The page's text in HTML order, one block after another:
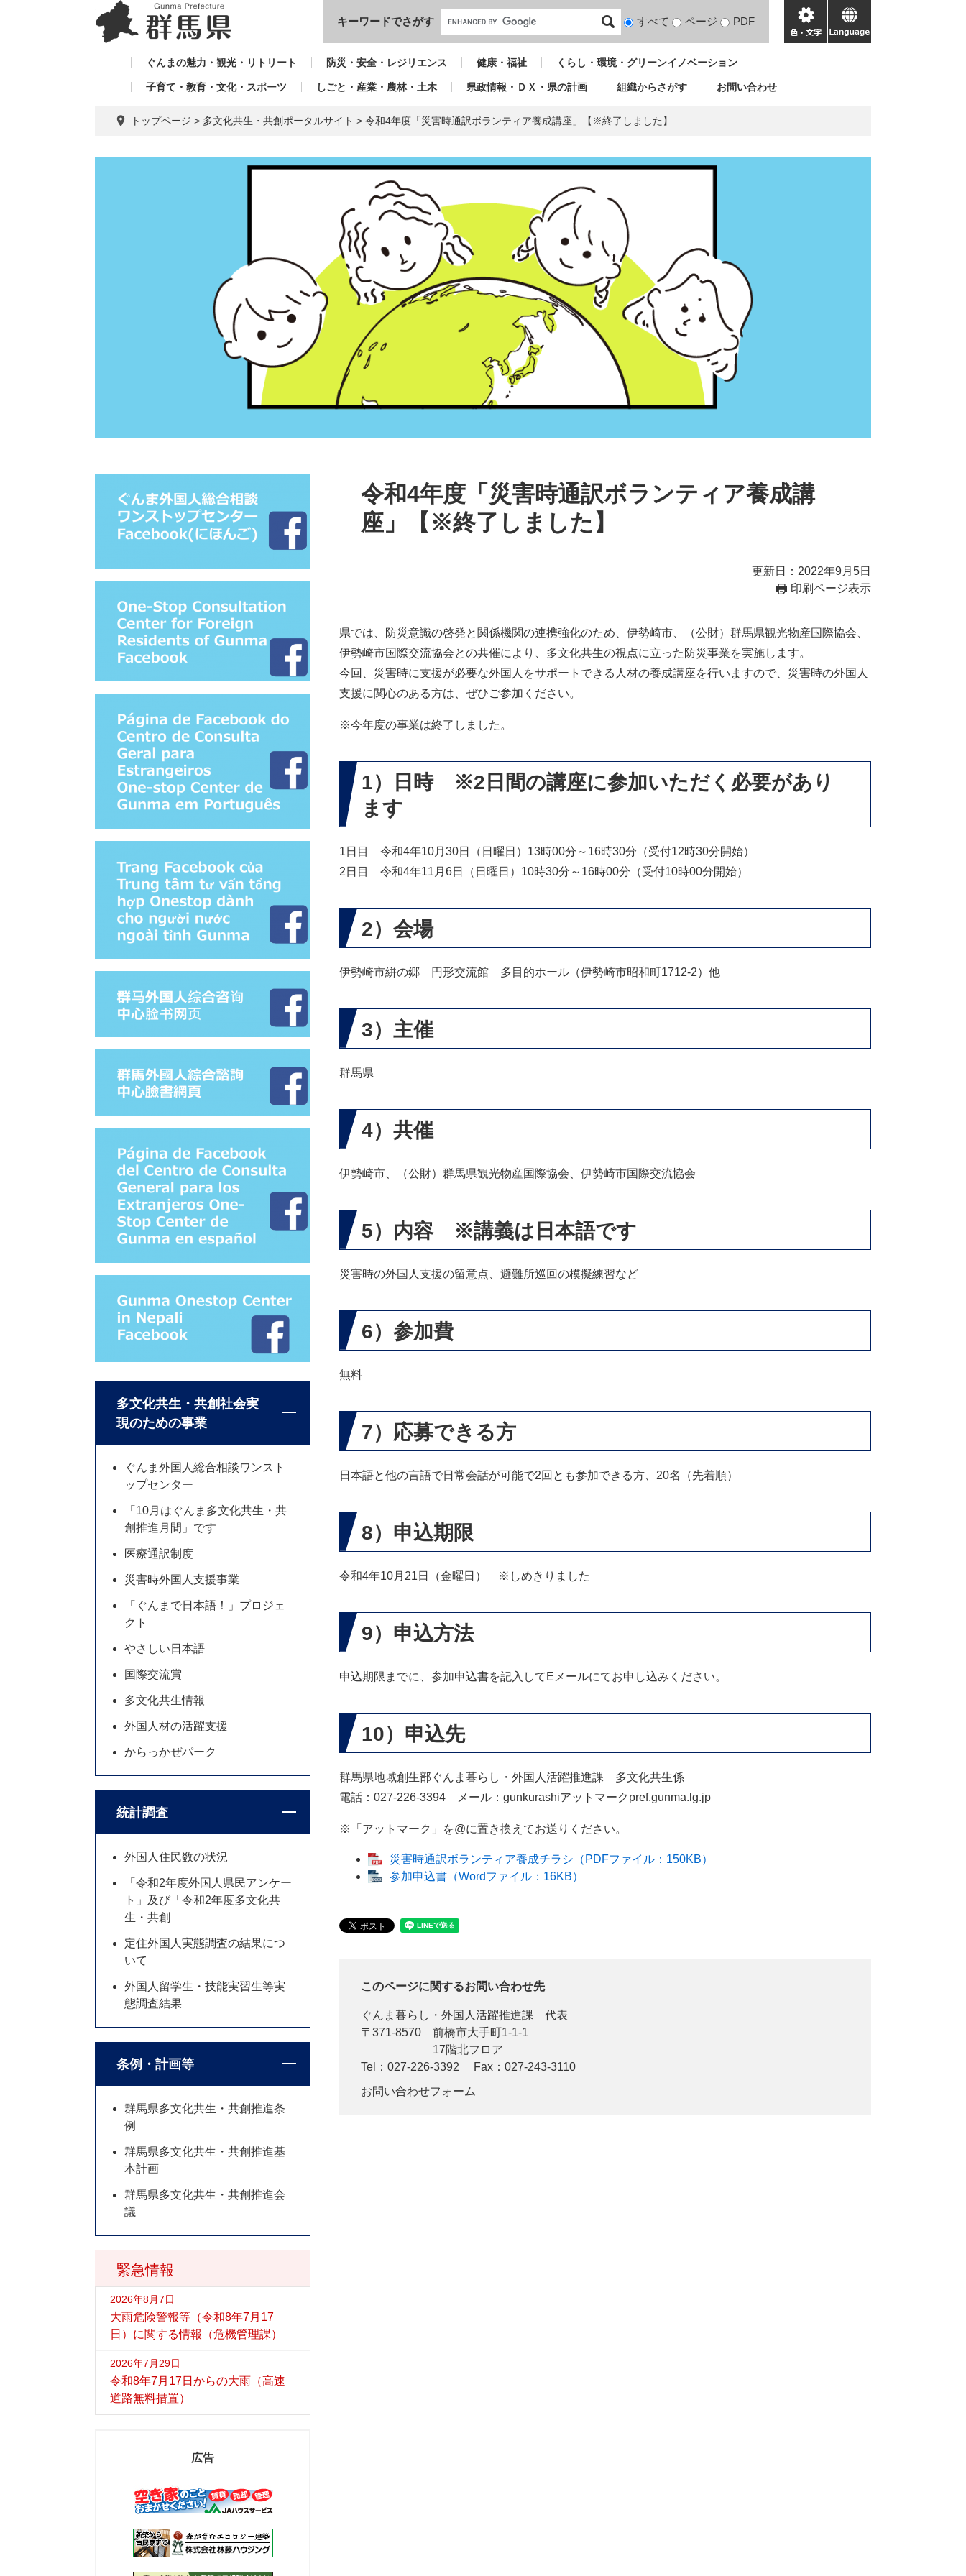
本文へ
キーワードでさがす
検
対
すべて ページ PDF
色・
文
language
ぐんまの魅力・観光・リトリート 防災・安全・レジリエンス 健康・福祉 くらし・環境・グリーンイノベーション
子育て・教育・文化・スポーツ しごと・産業・農林・土木 県政情報・ＤＸ・県の計画 組織からさがす お問い合わせ
トップページ > 多文化共生・共創ポータルサイト > 令和4年度「災害時通訳ボランティア養成講座」【※終了しました】
令和4年度「災害時通訳ボランティア養成講
座」【※終了しました】
更新日：2022年9月5日
印刷ページ表示
県では、防災意識の啓発と関係機関の連携強化のため、伊勢崎市、（公財）群馬県観光物産国際協会、
伊勢崎市国際交流協会との共催により、多文化共生の視点に立った防災事業を実施します。
今回、災害時に支援が必要な外国人をサポートできる人材の養成講座を行いますので、災害時の外国人
支援に関心のある方は、ぜひご参加ください。
※今年度の事業は終了しました。
1）日時 ※2日間の講座に参加いただく必要があり
ます
1日目 令和4年10月30日（日曜日）13時00分～16時30分（受付12時30分開始）
2日目 令和4年11月6日（日曜日）10時30分～16時00分（受付10時00分開始）
2）会場
伊勢崎市絣の郷 円形交流館 多目的ホール（伊勢崎市昭和町1712-2）他
3）主催
群馬県
4）共催
伊勢崎市、（公財）群馬県観光物産国際協会、伊勢崎市国際交流協会
5）内容 ※講義は日本語です
災害時の外国人支援の留意点、避難所巡回の模擬練習など
6）参加費
無料
7）応募できる方
日本語と他の言語で日常会話が可能で2回とも参加できる方、20名（先着順）
8）申込期限
令和4年10月21日（金曜日） ※しめきりました
9）申込方法
申込期限までに、参加申込書を記入してEメールにてお申し込みください。
10）申込先
群馬県地域創生部ぐんま暮らし・外国人活躍推進課 多文化共生係
電話：027-226-3394 メール：gunkurashiアットマークpref.gunma.lg.jp
※「アットマーク」を@に置き換えてお送りください。
災害時通訳ボランティア養成チラシ（PDFファイル：150KB）
参加申込書（Wordファイル：16KB）
このページに関するお問い合わせ先
ぐんま暮らし・外国人活躍推進課
代表
〒371-8570
前橋市大手町1-1-1
17階北フロア
Tel：027-226-3392
Fax：027-243-3110
お問い合わせフォーム
緊急情報
2026年8月7日
大雨危険警報等（令和8年7月17
日）に関する情報（危機管理課）
2026年7月29日
令和8年7月17日からの大雨（高速
道路無料措置）
多文化共生・共創社会実
現のための事業
ぐんま外国人総合相談ワンスト
ップセンター
「10月はぐんま多文化共生・共
創推進月間」です
医療通訳制度
災害時外国人支援事業
「ぐんまで日本語！」プロジェ
クト
やさしい日本語
国際交流賞
多文化共生情報
外国人材の活躍支援
からっかぜパーク
統計調査
外国人住民数の状況
「令和2年度外国人県民アンケー
ト」及び「令和2年度多文化共
生・共創
定住外国人実態調査の結果につ
いて
外国人留学生・技能実習生等実
態調査結果
条例・計画等
群馬県多文化共生・共創推進条
例
群馬県多文化共生・共創推進基
本計画
群馬県多文化共生・共創推進会
議
広告